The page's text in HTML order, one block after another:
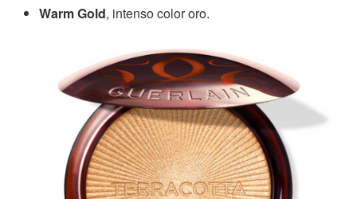
Warm Gold, intenso color oro.